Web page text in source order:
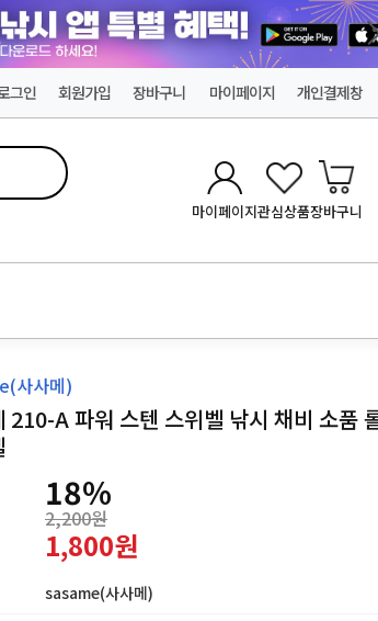
그인 회원가입 장바구니 마이페이지 개인결제창
마이페이지관심상품장바구니
사사메)
210-A 파워 스텐 스위벨 낚시 채비 소품
18%
2,200원
1,800원
sasame(사사메)